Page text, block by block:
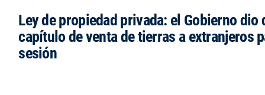
Ley de propiedad privada: el Gobierno dio
capítulo de venta de tierras a extranjeros
sesión